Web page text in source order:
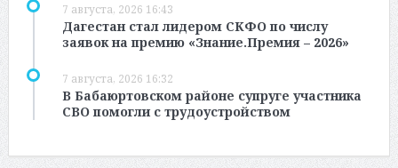
7 августа, 2026 16:43
Дагестан стал лидером СКФО по числу
заявок на премию «Знание.Премия – 2026»
7 августа, 2026 16:32
В Бабаюртовском районе супруге участника
СВО помогли с трудоустройством